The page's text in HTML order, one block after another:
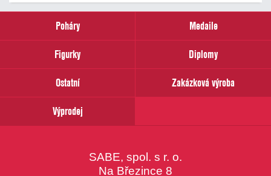
email
Poháry
Medaile
Figurky
Diplomy
Ostatní
Zakázková výroba
Výprodej
SABE, spol. s r. o.
Na Březince 8